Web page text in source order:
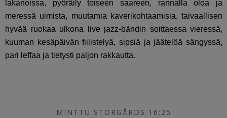
lakanoissa, pyöräily toiseen saareen, rannalla oloa ja
meressä uimista, muutamia kaverikohtaamisia, taivaallisen
hyvää ruokaa ulkona live jazz-bändin soittaessa vieressä,
kuuman kesäpäivän fiilistelyä, sipsiä ja jäätelöä sängyssä,
pari leffaa ja tietysti paljon rakkautta.
MINTTU STORGÅRDS 16:25